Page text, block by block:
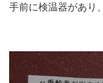
手前に検温器があり